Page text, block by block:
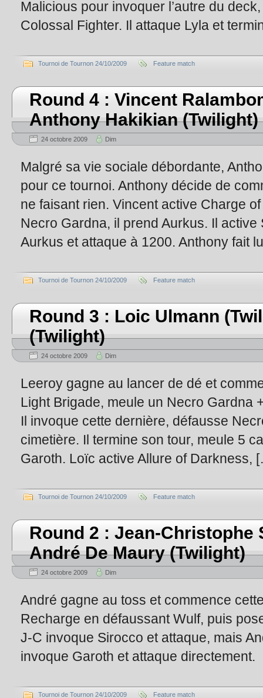
Malicious pour invoquer l’autre du
Colossal Fighter. Il attaque Lyla et
Tournoi de Tournon 24/10/2009 Feature match
Round 4 : Vincent
Anthony Hakikian (Twilight)
24 octobre 2009 Dim
Malgré sa vie sociale débordante,
pour ce tournoi. Anthony décide de
ne faisant rien. Vincent active Charge
Necro Gardna, il prend Aurkus. Il
Aurkus et attaque à 1200. Anthony fait
Tournoi de Tournon 24/10/2009 Feature match
Round 3 : Loic Ulmann
(Twilight)
24 octobre 2009 Dim
Leeroy gagne au lancer de dé et
Light Brigade, meule un Necro Gardna
Il invoque cette dernière, défausse
cimetière. Il termine son tour, meule 5
Garoth. Loïc active Allure of Darkness,
Tournoi de Tournon 24/10/2009 Feature match
Round 2 : Jean-Christophe
André De Maury (Twilight)
24 octobre 2009 Dim
André gagne au toss et commence
Recharge en défaussant Wulf, puis
J-C invoque Sirocco et attaque, mais
invoque Garoth et attaque directement.
Tournoi de Tournon 24/10/2009 Feature match